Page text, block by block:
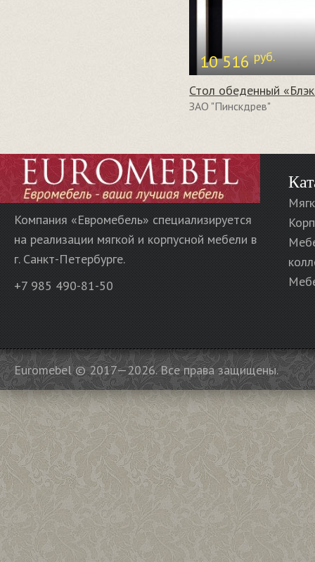
10 516руб.
ЗАО "Пинскдрев"
Компания «Евромебель» специализируется
на реализации мягкой и корпусной мебели в
г. Санкт-Петербурге.
+7 985 490-81-50
Euromebel © 2017—2026. Все права защищены.